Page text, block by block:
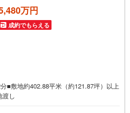
万円
成約でもらえる
■敷地約402.88平米（約121.87坪）以上
し